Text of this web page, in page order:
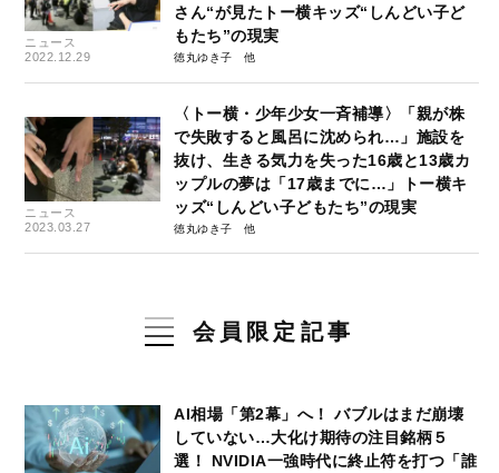
ニュース
2022.12.29
さん“が見たトー横キッズ“しんどい子ど
もたち”の現実
徳丸ゆき子
ニュース
2023.03.27
〈トー横・少年少女一斉補導〉「親が株
で失敗すると風呂に沈められ…」施設を
抜け、生きる気力を失った16歳と13歳カ
ップルの夢は「17歳までに…」トー横キ
ッズ“しんどい子どもたち”の現実
徳丸ゆき子
会員限定記事
AI相場「第2幕」へ！ バブルはまだ崩壊
していない…大化け期待の注目銘柄５
選！ NVIDIA一強時代に終止符を打つ「誰